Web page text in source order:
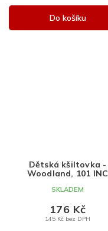
Do košíku
Dětská kšiltovka -
Woodland, 101 INC
SKLADEM
145 Kč bez DPH
176 Kč